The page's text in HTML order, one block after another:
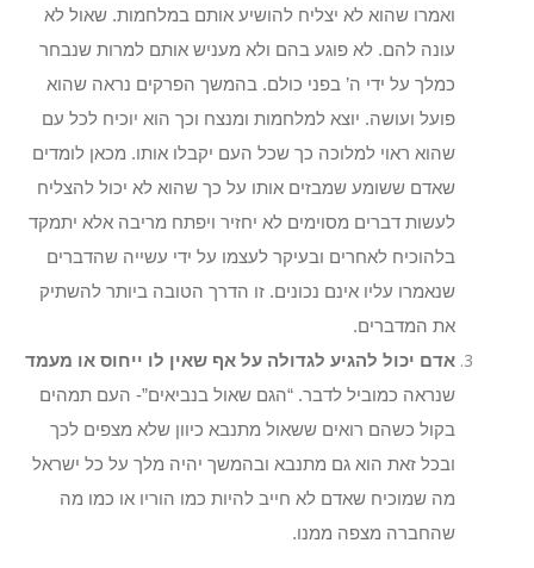
ואמרו שהוא לא יצליח להושיע אותם במלחמות. שאול לא
עונה להם. לא פוגע בהם ולא מעניש אותם למרות שנבחר
כמלך על ידי ה’ בפני כולם. בהמשך הפרקים נראה שהוא
פועל ועושה. יוצא למלחמות ומנצח וכך הוא יוכיח לכל עם
שהוא ראוי למלוכה כך שכל העם יקבלו אותו. מכאן לומדים
שאדם ששומע שמבזים אותו על כך שהוא לא יכול להצליח
לעשות דברים מסוימים לא יחזיר ויפתח מריבה אלא יתמקד
בלהוכיח לאחרים ובעיקר לעצמו על ידי עשייה שהדברים
שנאמרו עליו אינם נכונים. זו הדרך הטובה ביותר להשתיק
את המדברים.
אדם יכול להגיע לגדולה על אף שאין לו ייחוס או מעמד
שנראה כמוביל לדבר. “הגם שאול בנביאים”- העם תמהים
בקול כשהם רואים ששאול מתנבא כיוון שלא מצפים לכך
ובכל זאת הוא גם מתנבא ובהמשך יהיה מלך על כל ישראל
מה שמוכיח שאדם לא חייב להיות כמו הוריו או כמו מה
שהחברה מצפה ממנו.